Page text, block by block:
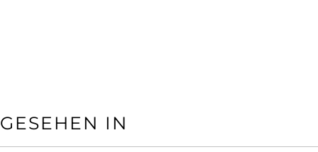
GESEHEN IN